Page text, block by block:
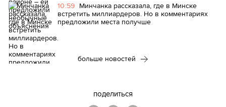
10:59 Минчанка рассказала, где в Минске
встретить миллиардеров. Но в комментариях
предложили места получше
больше новостей
поделиться